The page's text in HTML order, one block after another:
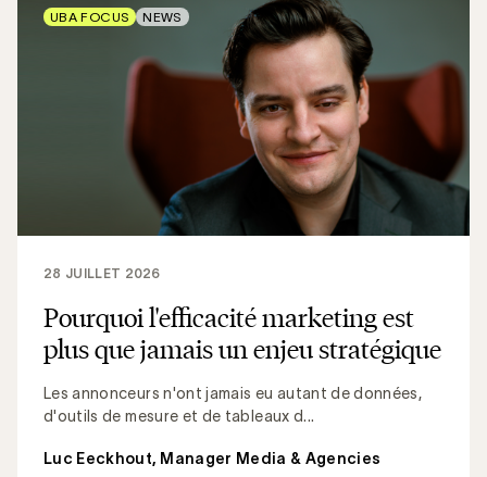
Pourquoi l'efficacité marketing est
plus que jamais un enjeu stratégique
Les annonceurs n'ont jamais eu autant de données,
d'outils de mesure et de tableaux d...
28 JUILLET 2026
Luc Eeckhout, Manager Media & Agencies
UBA FOCUS NEWS